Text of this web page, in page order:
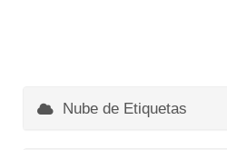
Nube de Etiquetas